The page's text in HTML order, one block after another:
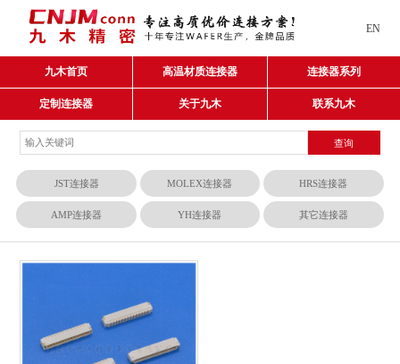
EN
九木首页 高温材质连接器 连接器系列
定制连接器 关于九木 联系九木
JST连接器 MOLEX连接器 HRS连接器
AMP连接器 YH连接器 其它连接器